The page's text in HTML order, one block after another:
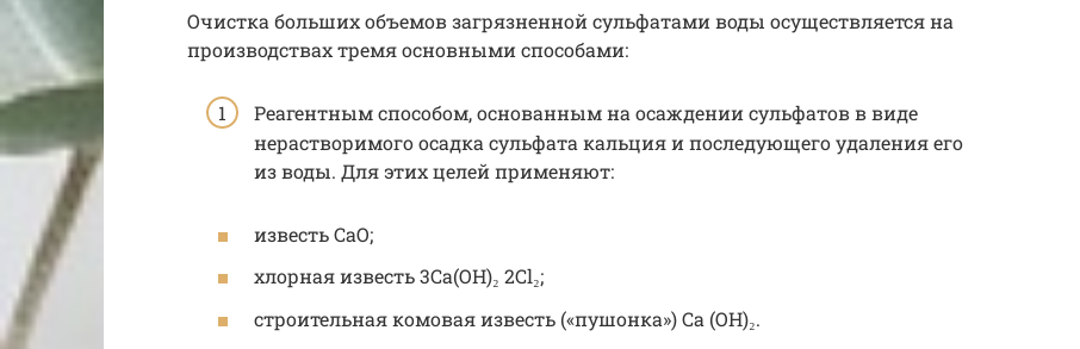
Очистка больших объемов загрязненной сульфатами воды осуществляется на
производствах тремя основными способами:
Реагентным способом, основанным на осаждении сульфатов в виде
нерастворимого осадка сульфата кальция и последующего удаления его
из воды. Для этих целей применяют:
известь СаО;
хлорная известь 3Ca(OH)₂ 2Cl₂;
строительная комовая известь («пушонка») Ca (OH)₂.